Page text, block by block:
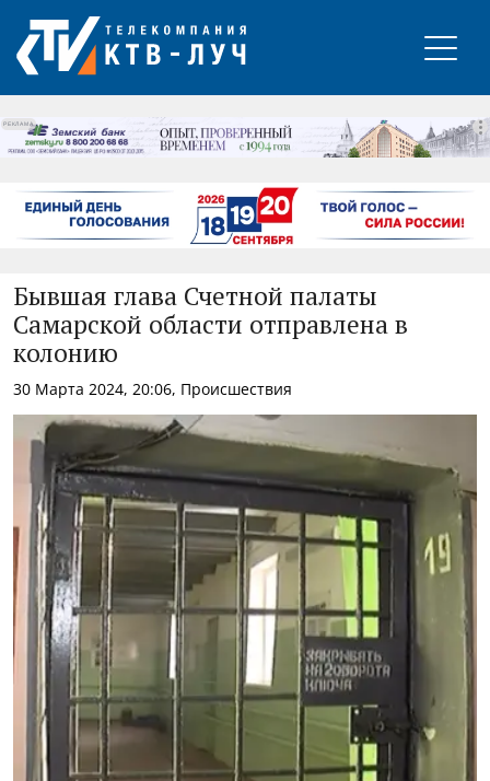
РЕКЛАМА
Бывшая глава Счетной палаты
Самарской области отправлена в
колонию
30 Марта 2024, 20:06, Происшествия